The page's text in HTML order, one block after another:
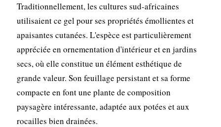
Traditionnellement, les cultures sud-africaines
utilisaient ce gel pour ses propriétés émollientes et
apaisantes cutanées. L'espèce est particulièrement
appréciée en ornementation d'intérieur et en jardins
secs, où elle constitue un élément esthétique de
grande valeur. Son feuillage persistant et sa forme
compacte en font une plante de composition
paysagère intéressante, adaptée aux potées et aux
rocailles bien drainées.